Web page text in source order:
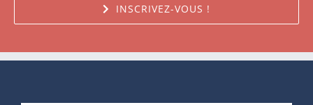
INSCRIVEZ-VOUS !